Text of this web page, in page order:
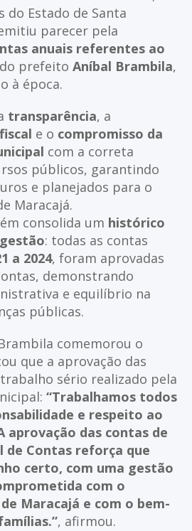
do Estado de Santa
parecer pela
anuais referentes ao
prefeito Aníbal Brambila,
à época.
transparência, a
e o compromisso da
com a correta
públicos, garantindo
e planejados para o
Maracajá.
consolida um histórico
: todas as contas
a 2024, foram aprovadas
demonstrando
e equilíbrio na
públicas.
comemorou o
que a aprovação das
sério realizado pela
“Trabalhamos todos
e respeito ao
aprovação das contas de
de Contas reforça que
certo, com uma gestão
com o
Maracajá e com o bem-
, afirmou.